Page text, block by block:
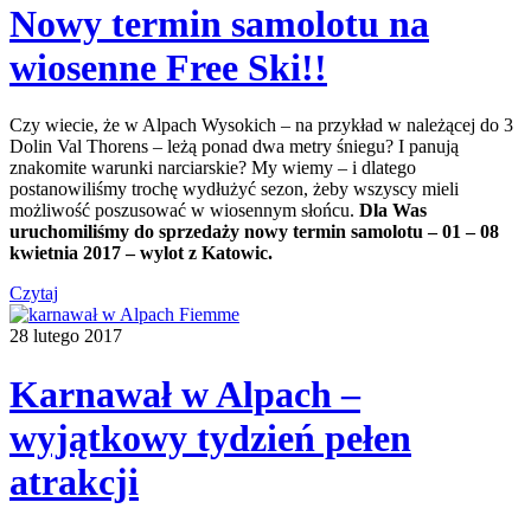
Nowy termin samolotu na
wiosenne Free Ski!!
Czy wiecie, że w Alpach Wysokich – na przykład w należącej do 3
Dolin Val Thorens – leżą ponad dwa metry śniegu? I panują
znakomite warunki narciarskie? My wiemy – i dlatego
postanowiliśmy trochę wydłużyć sezon, żeby wszyscy mieli
możliwość poszusować w wiosennym słońcu. Dla Was
uruchomiliśmy do sprzedaży nowy termin samolotu – 01 – 08
kwietnia 2017 – wylot z Katowic.
Czytaj
28 lutego 2017
Karnawał w Alpach –
wyjątkowy tydzień pełen
atrakcji